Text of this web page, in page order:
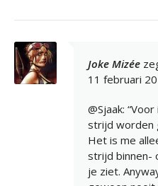
Joke Mizée
11 februari
@Sjaak:
strijd worden
Het is me
strijd binnen-
je ziet.